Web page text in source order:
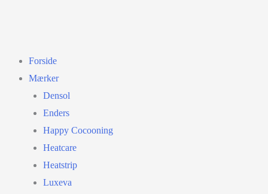
Forside
Mærker
Densol
Enders
Happy Cocooning
Heatcare
Heatstrip
Luxeva